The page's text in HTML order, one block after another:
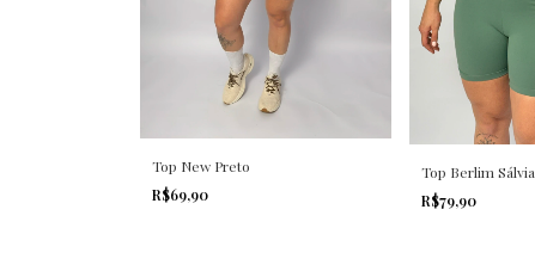
Top New Preto
R$69,90
Top Berlim Sálvia
R$79,90